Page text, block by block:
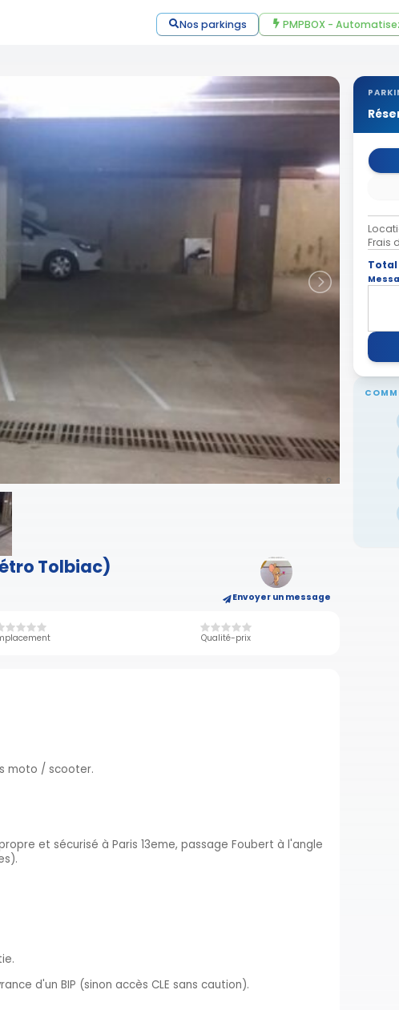
Nos parkings PMPBOX -
Tolbiac)
Envoyer un message
Qualité-prix
Frais
Total
moto / scooter.
et sécurisé à Paris 13eme, passage Foubert à l'angle
d'un BIP (sinon accès CLE sans caution).